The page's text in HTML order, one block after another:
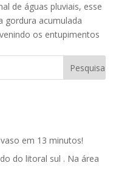
de águas pluviais, esse
gordura acumulada
os entupimentos
em 13 minutos!
do litoral sul . Na área